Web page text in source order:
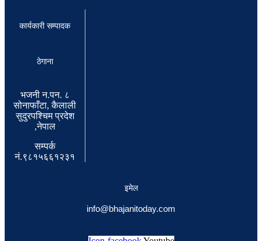
कार्यकारी सम्पादक
ठेगाना
भजनी न.पन. ८
सोनाफाँटा, कैलाली
सुदुरपश्चिम प्रदेश
,नेपाल
सम्पर्क
नं.९८१५६६१२३१
इमेल
info@bhajanitoday.com